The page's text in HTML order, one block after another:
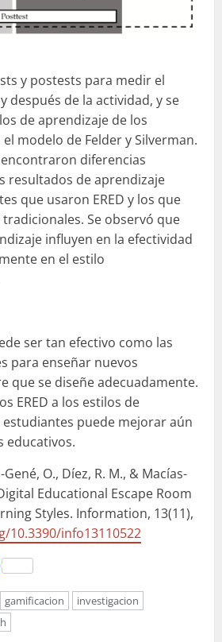
y postests para medir el
después de la actividad, y se
de aprendizaje de los
modelo de Felder y Silverman.
diferencias
resultados de aprendizaje
que usaron ERED y los que
Se observó que
influyen en la efectividad
en el estilo
ser tan efectivo como las
para enseñar nuevos
que se diseñe adecuadamente.
ERED a los estilos de
puede mejorar aún
educativos.
O., Díez, R. M., & Macías-
Educational Escape Room
Styles. Information, 13(11),
10.3390/info13110522
Compartir
gamificacion
investigacion